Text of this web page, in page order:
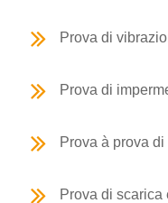
Prova di
Prova di
Prova à prova
Prova di scarica